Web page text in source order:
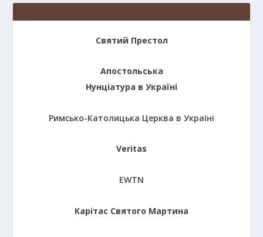
Святий Престол
Апостольська
Нунціатура в Україні
Римсько-Католицька Церква в Україні
Veritas
EWTN
Карітас Святого Мартина